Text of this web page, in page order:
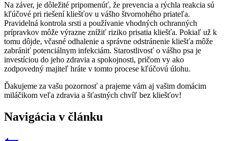
Na‌ záver, je dôležité pripomenúť, že⁤ prevencia​ a ‌rýchla reakcia⁢ sú
kľúčové⁤ pri riešení kliešťov u vášho ‍štvornohého priateľa.
Pravidelná kontrola ‍srsti a používanie vhodných ochranných
prípravkov ‌môže výrazne znížiť⁤ riziko prisatia kliešťa. Pokiaľ už k
tomu dôjde, včasné odhalenie a ⁢správne odstránenie⁢ kliešťa môže
zabrániť potenciálnym⁢ infekciám. Starostlivosť ⁢o vášho ‌psa je
investíciou do jeho zdravia a spokojnosti, pričom vy⁣ ako
zodpovedný majiteľ hráte v tomto procese ⁢kľúčovú úlohu.
Ďakujeme za vašu pozornosť a‌ prajeme vám aj vašim domácim
miláčikom veľa ‌zdravia a šťastných chvíľ bez kliešťov!
Navigácia v článku